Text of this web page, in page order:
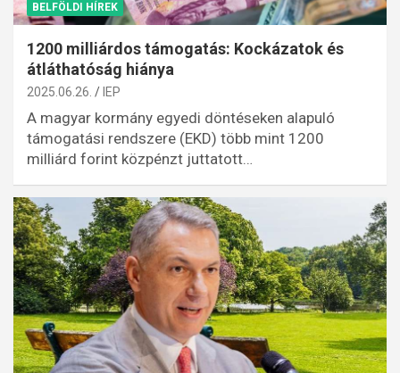
BELFÖLDI HÍREK
1200 milliárdos támogatás: Kockázatok és
átláthatóság hiánya
2025.06.26. IEP
A magyar kormány egyedi döntéseken alapuló
támogatási rendszere (EKD) több mint 1200
milliárd forint közpénzt juttatott…